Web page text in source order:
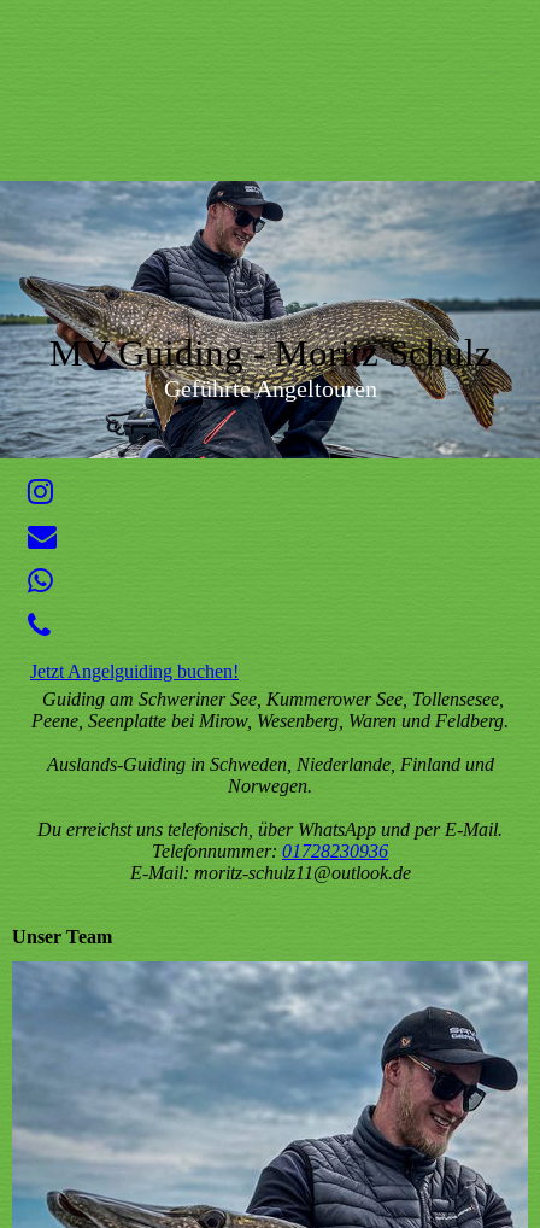
MV Guiding - Moritz Schulz
Geführte Angeltouren
Jetzt Angelguiding buchen!
Guiding am Schweriner See, Kummerower See, Tollensesee,
Peene, Seenplatte bei Mirow, Wesenberg, Waren und Feldberg.
Auslands-Guiding in Schweden, Niederlande, Finland und
Norwegen.
Du erreichst uns telefonisch, über WhatsApp und per E-Mail.
Telefonnummer: 01728230936
E-Mail: moritz-schulz11@outlook.de
Unser Team